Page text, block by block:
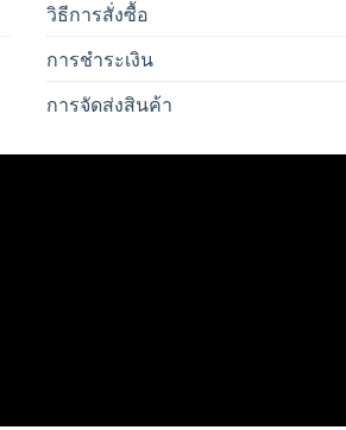
วิธีการสั่งซื้อ
การชำระเงิน
การจัดส่งสินค้า